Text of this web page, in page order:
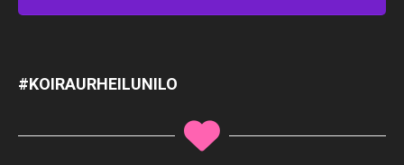
#KOIRAURHEILUNILO